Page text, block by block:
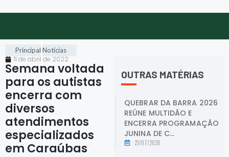
Principal Notícias
11 de abril de 2022
Semana voltada
para os autistas
encerra com
diversos
atendimentos
especializados
em Caraúbas
OUTRAS MATÉRIAS
QUEBRAR DA BARRA 2026
REÚNE MULTIDÃO E
ENCERRA PROGRAMAÇÃO
JUNINA DE C...
21/07/2026